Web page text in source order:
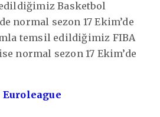
Basketbol
normal sezon 17 Ekim’de
temsil edildiğimiz FIBA
normal sezon 17 Ekim’de